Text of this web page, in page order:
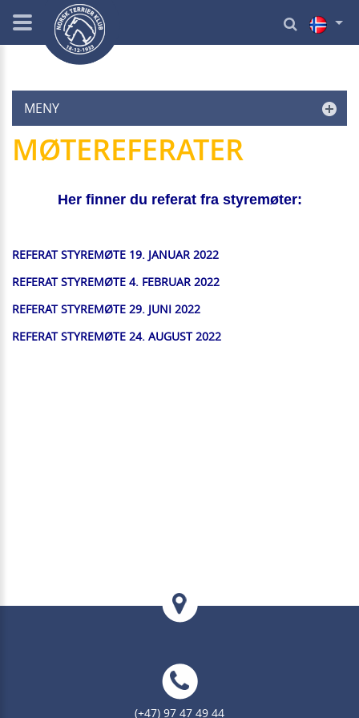
MENY
MØTEREFERATER
Her finner du referat fra styremøter:
REFERAT STYREMØTE 19. JANUAR 2022
REFERAT STYREMØTE 4. FEBRUAR 2022
REFERAT STYREMØTE 29. JUNI 2022
REFERAT STYREMØTE 24. AUGUST 2022
(+47) 97 47 49 44